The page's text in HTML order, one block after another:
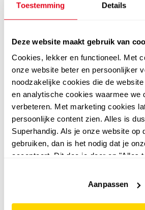
Toestemming Details
Deze website maakt gebruik van
Cookies, lekker en functioneel. Met
onze website beter en persoonlijker
noodzakelijke cookies die de
en analytische cookies waarmee we
verbeteren. Met marketing cookies
persoonlijke content zien. Alles is
Superhandig. Als je onze website op
gebruiken, dan is het nodig dat je
accepteert. Dit doe je door op "Alles
website niet optimaal functioneert.
Aanpassen